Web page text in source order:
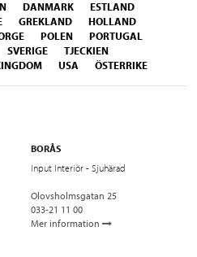
DANMARK
ESTLAND
GREKLAND
HOLLAND
POLEN
PORTUGAL
SVERIGE
TJECKIEN
USA ÖSTERRIKE
BORÅS
Input Interiör - Sjuhärad
Olovsholmsgatan 25
033-21 11 00
Mer information